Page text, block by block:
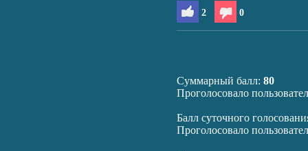
2 0
Суммарный балл: 80
Проголосовало
Балл суточного
Проголосовало